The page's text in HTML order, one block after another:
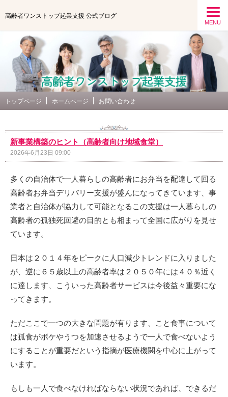
高齢者ワンストップ起業支援 公式ブログ
MENU
トップページ ホームページ お問い合わせ
新事業構築のヒント（高齢者向け地域食堂）
2026年6月23日 09:00
多くの自治体で一人暮らしの高齢者にお弁当を配達して回る
高齢者お弁当デリバリー支援が盛んになってきています、事
業者と自治体が協力して可能となるこの支援は一人暮らしの
高齢者の孤独死回避の目的とも相まって全国に広がりを見せ
ています。
日本は２０１４年をピークに人口減少トレンドに入りました
が、逆に６５歳以上の高齢者率は２０５０年には４０％近く
に達します、こういった高齢者サービスは今後益々重要にな
ってきます。
ただここで一つの大きな問題が有ります、こと食事について
は孤食がボケやうつを加速させるようで一人で食べないよう
にすることが重要だという指摘が医療機関を中心に上がって
います。
もしも一人で食べなければならない状況であれば、できるだ